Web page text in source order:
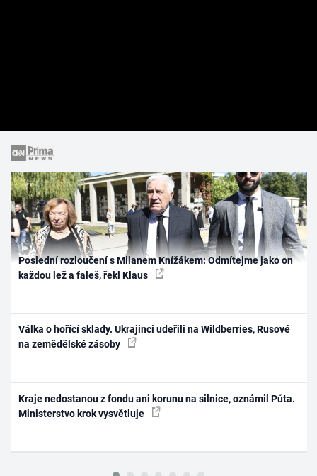
Poslední rozloučení s Milanem Knížákem: Odmítejme jako on
každou lež a faleš, řekl Klaus
Válka o hořící sklady. Ukrajinci udeřili na Wildberries, Rusové
na zemědělské zásoby
Kraje nedostanou z fondu ani korunu na silnice, oznámil Půta.
Ministerstvo krok vysvětluje